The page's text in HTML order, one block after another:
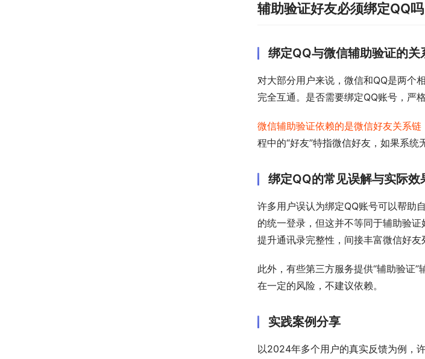
辅助验证好友必须绑定QQ
绑定QQ与微信辅助验证的关
对大部分用户来说，微信和QQ是两个
完全互通。是否需要绑定QQ账号，严
微信辅助验证依赖的是微信好友关系链
程中的“好友”特指微信好友，如果系统
绑定QQ的常见误解与实际效
许多用户误认为绑定QQ账号可以帮助
的统一登录，但这并不等同于辅助验
提升通讯录完整性，间接丰富微信好友
此外，有些第三方服务提供“辅助验证
在一定的风险，不建议依赖。
实践案例分享
以2024年多个用户的真实反馈为例，